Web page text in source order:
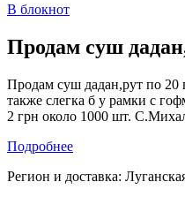
В блокнот
Продам суш
Продам суш дадан,рут по 20
также слегка б у рамки с
2 грн около 1000 шт.
Подробнее
Регион и доставка: